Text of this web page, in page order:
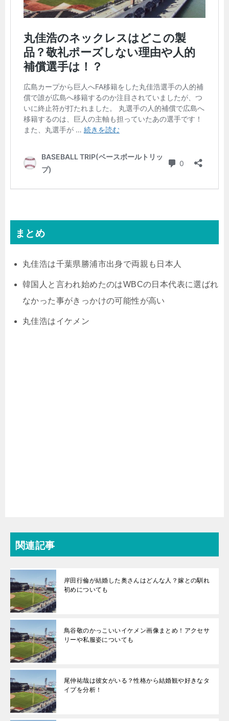
まとめ
丸佳浩は千葉県勝浦市出身で両親も日本人
韓国人と言われ始めたのはWBCの日本代表に選ばれ
なかった事がきっかけの可能性が高い
丸佳浩はイケメン
関連記事
岸田行倫が結婚した奥さんはどんな人？嫁との馴れ
初めについても
鳥谷敬のかっこいいイケメン画像まとめ！アクセサ
リーや私服姿についても
尾仲祐哉は彼女がいる？性格から結婚観や好きなタ
イプを分析！